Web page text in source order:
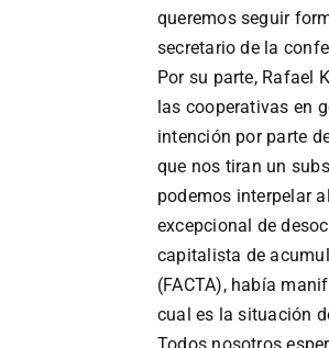
queremos seguir
secretario de la
Por su parte, Rafael
las cooperativas en
intención por parte
que nos tiran un
podemos interpelar
excepcional de
capitalista de
(FACTA), había
cual es la situación
Todos nosotros